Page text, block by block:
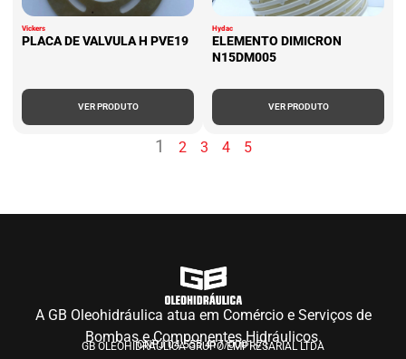
Vickers
PLACA DE VALVULA H PVE19
VER PRODUTO
Hydac
ELEMENTO DIMICRON
N15DM005
VER PRODUTO
1 2 3 4 5
A GB Oleohidráulica atua em Comércio e Serviços de
Bombas e Componentes Hidráulicos.
GB OLEOHIDRÁULICA GRUPO EMPRESARIAL LTDA
CNPJ 04.555.417/0001-71